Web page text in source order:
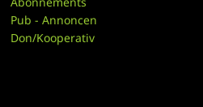
Pub - Annoncen
Don/Kooperativ